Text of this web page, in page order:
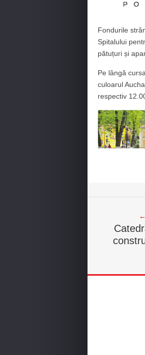
Fondurile
Spitalului
pătuțuri și
Pe lângă
culoarul
respectiv